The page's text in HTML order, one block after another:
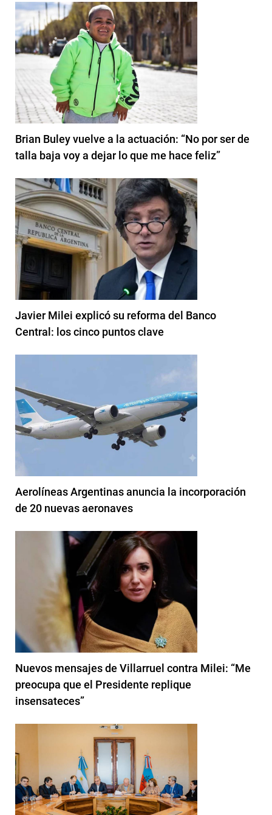
Brian Buley vuelve a la actuación: “No por ser de
talla baja voy a dejar lo que me hace feliz”
Javier Milei explicó su reforma del Banco
Central: los cinco puntos clave
Aerolíneas Argentinas anuncia la incorporación
de 20 nuevas aeronaves
Nuevos mensajes de Villarruel contra Milei: “Me
preocupa que el Presidente replique
insensateces”